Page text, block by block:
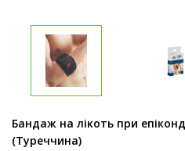
Бандаж на лікоть при
(Туреччина)